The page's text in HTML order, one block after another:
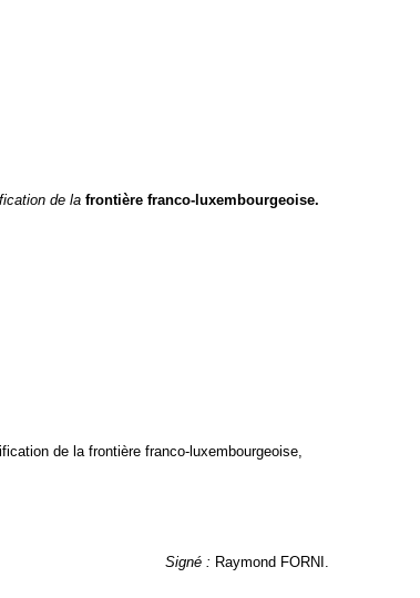
de la frontière franco-luxembourgeoise.
de la frontière franco-luxembourgeoise,
Signé : Raymond FORNI.